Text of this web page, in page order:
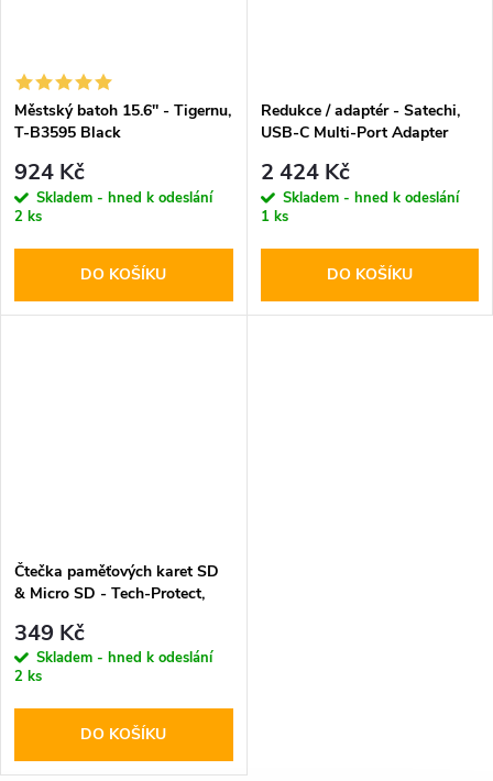
Městský batoh 15.6'' - Tigernu,
T-B3595 Black
924 Kč
Skladem - hned k odeslání
2 ks
DO KOŠÍKU
Redukce / adaptér - Satechi,
USB-C Multi-Port Adapter
2 424 Kč
Skladem - hned k odeslání
1 ks
DO KOŠÍKU
Čtečka paměťových karet SD
& Micro SD - Tech-Protect,
349 Kč
Skladem - hned k odeslání
2 ks
DO KOŠÍKU